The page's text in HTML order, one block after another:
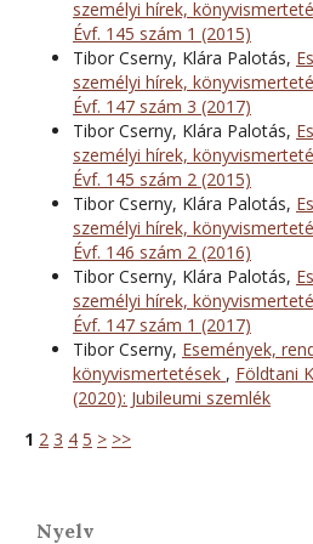
személyi hírek,
Évf. 145 szám 1 (2015)
Tibor Cserny, Klára Palotás,
személyi hírek,
Évf. 147 szám 3 (2017)
Tibor Cserny, Klára Palotás,
személyi hírek,
Évf. 145 szám 2 (2015)
Tibor Cserny, Klára Palotás,
személyi hírek,
Évf. 146 szám 2 (2016)
Tibor Cserny, Klára Palotás,
személyi hírek,
Évf. 147 szám 1 (2017)
Tibor Cserny, Események,
könyvismertetések , Földtani
(2020): Jubileumi szemlék
1 2 3 4 5 > >>
Nyelv